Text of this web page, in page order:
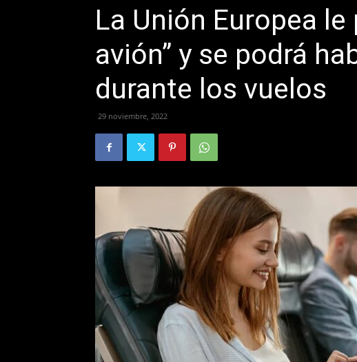
La Unión Europea
avión” y se podrá
durante los vuelos
29 noviembre, 2022